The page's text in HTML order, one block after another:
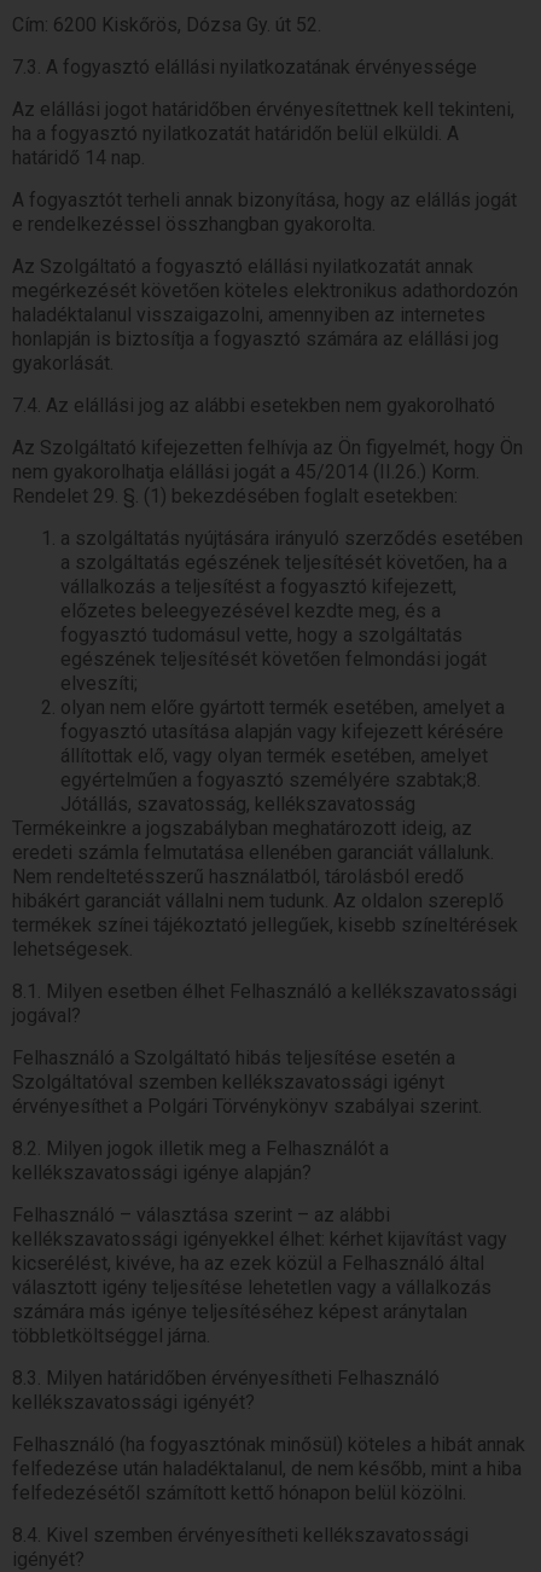
Cím: 6200 Kiskőrös, Dózsa Gy. út 52.
7.3. A fogyasztó elállási nyilatkozatának érvényessége
Az elállási jogot határidőben érvényesítettnek kell tekinteni,
ha a fogyasztó nyilatkozatát határidőn belül elküldi. A
határidő 14 nap.
A fogyasztót terheli annak bizonyítása, hogy az elállás jogát
e rendelkezéssel összhangban gyakorolta.
Az Szolgáltató a fogyasztó elállási nyilatkozatát annak
megérkezését követően köteles elektronikus adathordozón
haladéktalanul visszaigazolni, amennyiben az internetes
honlapján is biztosítja a fogyasztó számára az elállási jog
gyakorlását.
7.4. Az elállási jog az alábbi esetekben nem gyakorolható
Az Szolgáltató kifejezetten felhívja az Ön figyelmét, hogy Ön
nem gyakorolhatja elállási jogát a 45/2014 (II.26.) Korm.
Rendelet 29. §. (1) bekezdésében foglalt esetekben:
a szolgáltatás nyújtására irányuló szerződés esetében
a szolgáltatás egészének teljesítését követően, ha a
vállalkozás a teljesítést a fogyasztó kifejezett,
előzetes beleegyezésével kezdte meg, és a
fogyasztó tudomásul vette, hogy a szolgáltatás
egészének teljesítését követően felmondási jogát
elveszíti;
olyan nem előre gyártott termék esetében, amelyet a
fogyasztó utasítása alapján vagy kifejezett kérésére
állítottak elő, vagy olyan termék esetében, amelyet
egyértelműen a fogyasztó személyére szabtak;8.
Jótállás, szavatosság, kellékszavatosság
Termékeinkre a jogszabályban meghatározott ideig, az
eredeti számla felmutatása ellenében garanciát vállalunk.
Nem rendeltetésszerű használatból, tárolásból eredő
hibákért garanciát vállalni nem tudunk. Az oldalon szereplő
termékek színei tájékoztató jellegűek, kisebb színeltérések
lehetségesek.
8.1. Milyen esetben élhet Felhasználó a kellékszavatossági
jogával?
Felhasználó a Szolgáltató hibás teljesítése esetén a
Szolgáltatóval szemben kellékszavatossági igényt
érvényesíthet a Polgári Törvénykönyv szabályai szerint.
8.2. Milyen jogok illetik meg a Felhasználót a
kellékszavatossági igénye alapján?
Felhasználó – választása szerint – az alábbi
kellékszavatossági igényekkel élhet: kérhet kijavítást vagy
kicserélést, kivéve, ha az ezek közül a Felhasználó által
választott igény teljesítése lehetetlen vagy a vállalkozás
számára más igénye teljesítéséhez képest aránytalan
többletköltséggel járna.
8.3. Milyen határidőben érvényesítheti Felhasználó
kellékszavatossági igényét?
Felhasználó (ha fogyasztónak minősül) köteles a hibát annak
felfedezése után haladéktalanul, de nem később, mint a hiba
felfedezésétől számított kettő hónapon belül közölni.
8.4. Kivel szemben érvényesítheti kellékszavatossági
igényét?